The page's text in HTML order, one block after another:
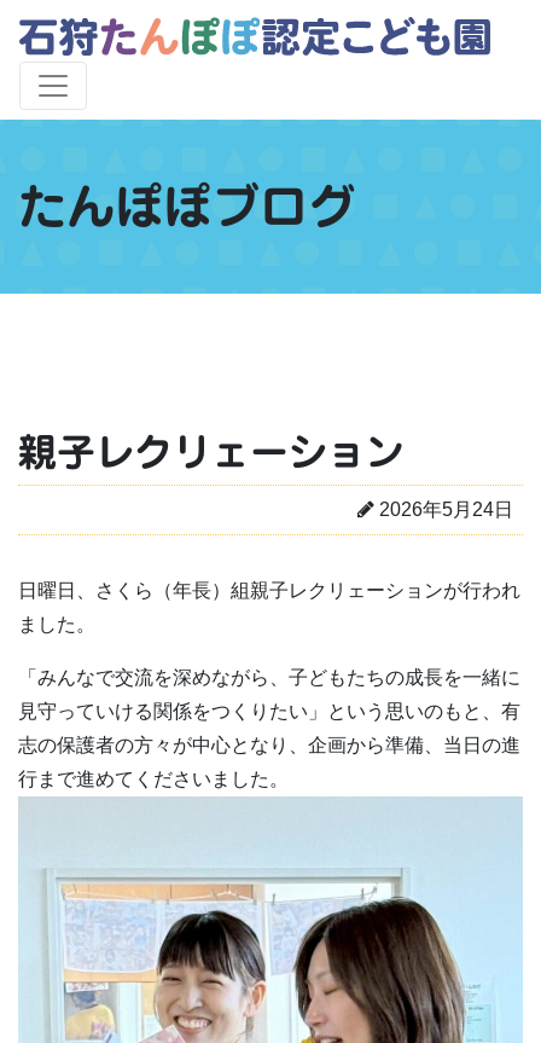
たんぽぽブログ
親子レクリェーション
2026年5月24日
日曜日、さくら（年長）組親子レクリェーションが行われ
ました。
「みんなで交流を深めながら、子どもたちの成長を一緒に
見守っていける関係をつくりたい」という思いのもと、有
志の保護者の方々が中心となり、企画から準備、当日の進
行まで進めてくださいました。